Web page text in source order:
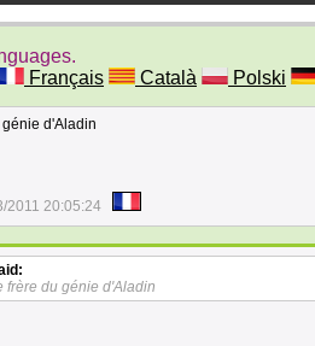
Français Català Polski
d'Aladin
2011 20:05:24
frère du génie d'Aladin